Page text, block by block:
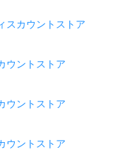
スカウントストア
ウントストア
ウントストア
ウントストア